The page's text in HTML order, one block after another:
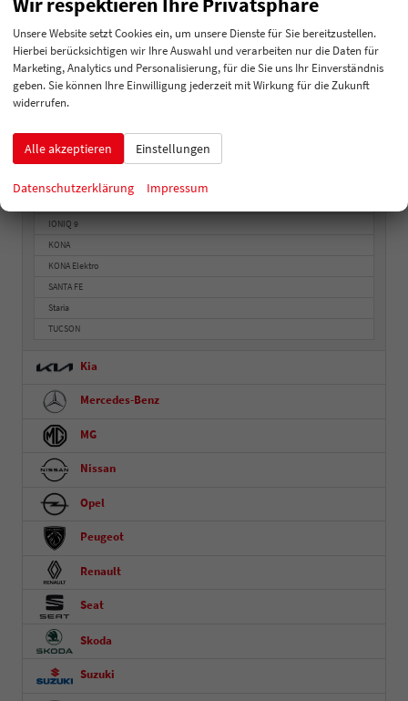
i10
i20
i30
i30 Fastback
i30 Kombi
IONIQ 5
IONIQ 9
KONA
KONA Elektro
SANTA FE
Staria
TUCSON
Kia
Mercedes-Benz
MG
Nissan
Opel
Peugeot
Renault
Seat
Skoda
Suzuki
Unsere Website setzt Cookies ein, um unsere Dienste für Sie bereitzustellen.
Hierbei berücksichtigen wir Ihre Auswahl und verarbeiten nur die Daten für
Marketing, Analytics und Personalisierung, für die Sie uns Ihr Einverständnis
geben. Sie können Ihre Einwilligung jederzeit mit Wirkung für die Zukunft
widerrufen.
Alle akzeptieren Einstellungen
Datenschutzerklärung Impressum